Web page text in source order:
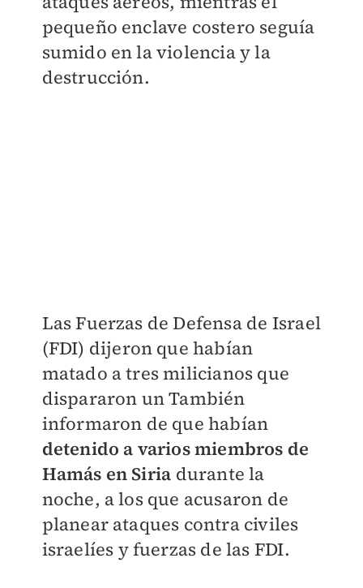
pequeño enclave costero seguía
sumido en la violencia y la
destrucción.
Las Fuerzas de Defensa de Israel
(FDI) dijeron que habían
matado a tres milicianos que
dispararon un También
informaron de que habían
detenido a varios miembros de
Hamás en Siria durante la
noche, a los que acusaron de
planear ataques contra civiles
israelíes y fuerzas de las FDI.